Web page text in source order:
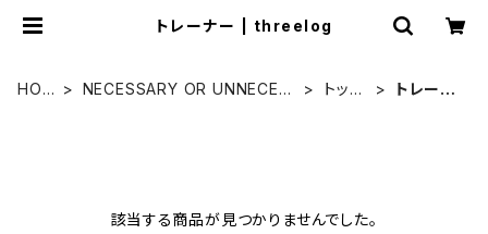
トレーナー | threelog
HOM
NECESSARY OR UNNECES
トップ
トレーナ
該当する商品が見つかりませんでした。